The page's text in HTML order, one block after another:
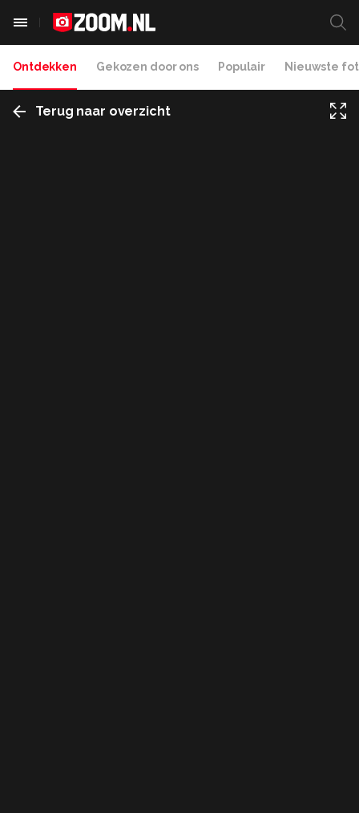
Ontdekken Gekozen door ons Populair Nieuwste
Terug naar overzicht